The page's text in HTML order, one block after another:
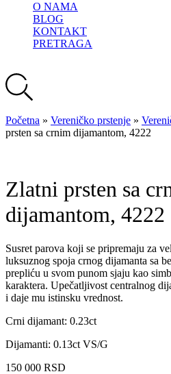
O NAMA
BLOG
KONTAKT
PRETRAGA
Početna » Vereničko prstenje »
prsten sa crnim dijamantom, 4222
Zlatni prsten sa
dijamantom, 4222
Susret parova koji se pripremaju za
luksuznog spoja crnog dijamanta sa
prepliću u svom punom sjaju kao
karaktera. Upečatljivost centralnog
i daje mu istinsku vrednost.
Crni dijamant: 0.23ct
Dijamanti: 0.13ct VS/G
150 000 RSD